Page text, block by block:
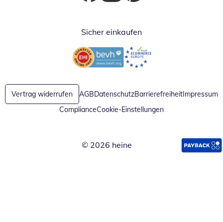
Öffnet in neuem Fenster
Öffnet in neuem Fenster
Öffnet in neuem Fenster
Sicher einkaufen
Öffnet in neuem FensterÖffnet in neuem Fenster
Vertrag widerrufen AGBDatenschutzBarrierefreiheitImpressum
ComplianceCookie-Einstellungen
© 2026 heine